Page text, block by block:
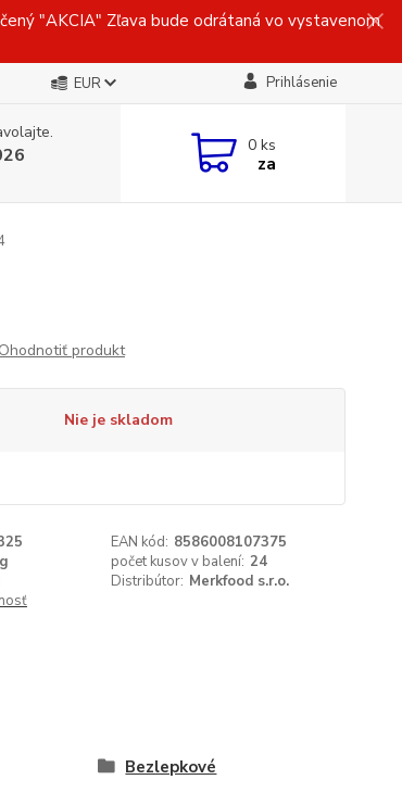
"AKCIA" Zľava bude odrátaná vo vystavenom
EUR Prihlásenie
0 ks
za
Ohodnotiť produkt
Nie je skladom
EAN kód: 8586008107375
počet kusov v balení: 24
Distribútor: Merkfood s.r.o.
Bezlepkové